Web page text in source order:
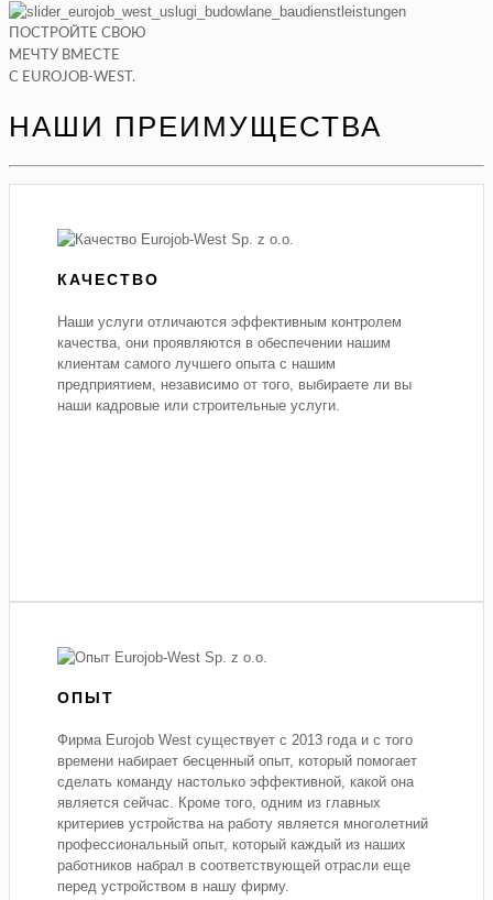
ПОСТРОЙТЕ СВОЮ
МЕЧТУ ВМЕСТЕ
С EUROJOB-WEST.
НАШИ ПРЕИМУЩЕСТВА
КАЧЕСТВО
Наши услуги отличаются эффективным контролем
качества, они проявляются в обеспечении нашим
клиентам самого лучшего опыта с нашим
предприятием, независимо от того, выбираете ли вы
наши кадровые или строительные услуги.
ОПЫТ
Фирма Eurojob West существует с 2013 года и с того
времени набирает бесценный опыт, который помогает
сделать команду настолько эффективной, какой она
является сейчас. Кроме того, одним из главных
критериев устройства на работу является многолетний
профессиональный опыт, который каждый из наших
работников набрал в соответствующей отрасли еще
перед устройством в нашу фирму.